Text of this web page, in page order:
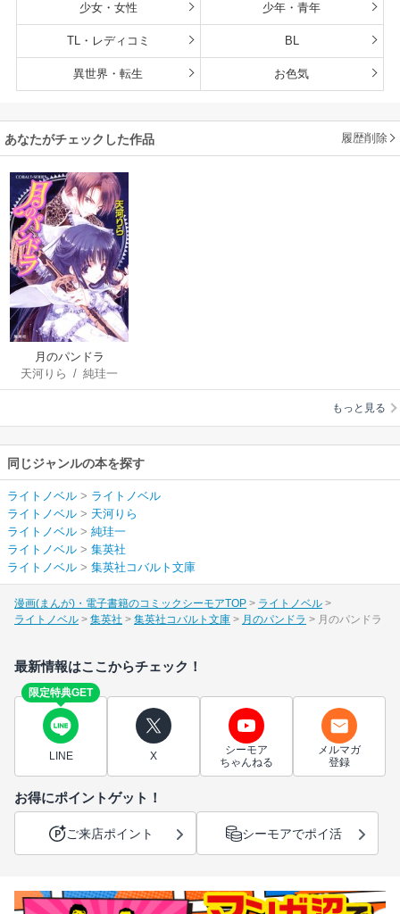
少女・女性 少年・青年
TL・レディコミ BL
異世界・転生 お色気
あなたがチェックした作品 履歴削除
月のパンドラ
天河りら /純珪一
もっと見る
同じジャンルの本を探す
ライトノベル > ライトノベル
ライトノベル > 天河りら
ライトノベル > 純珪一
ライトノベル > 集英社
ライトノベル > 集英社コバルト文庫
漫画(まんが)・電子書籍のコミックシーモアTOP
ライトノベル
ライトノベル
集英社 集英社コバルト文庫 月のパンドラ 月のパンドラ
最新情報はここからチェック！
限定特典GET
LINE X
シーモア
ちゃんねる
メルマガ
登録
お得にポイントゲット！
ご来店ポイント シーモアでポイ活